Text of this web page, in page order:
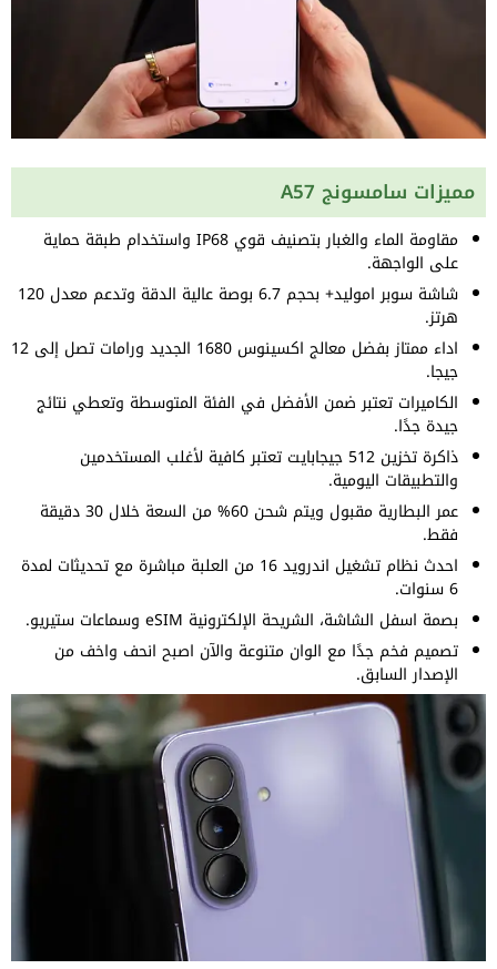
مميزات سامسونج A57
مقاومة الماء والغبار بتصنيف قوي IP68 واستخدام طبقة حماية
على الواجهة.
شاشة سوبر اموليد+ بحجم 6.7 بوصة عالية الدقة وتدعم معدل 120
هرتز.
اداء ممتاز بفضل معالج اكسينوس 1680 الجديد ورامات تصل إلى 12
جيجا.
الكاميرات تعتبر ضمن الأفضل في الفئة المتوسطة وتعطي نتائج
جيدة جدًا.
ذاكرة تخزين 512 جيجابايت تعتبر كافية لأغلب المستخدمين
والتطبيقات اليومية.
عمر البطارية مقبول ويتم شحن 60% من السعة خلال 30 دقيقة
فقط.
احدث نظام تشغيل اندرويد 16 من العلبة مباشرة مع تحديثات لمدة
6 سنوات.
بصمة اسفل الشاشة، الشريحة الإلكترونية eSIM وسماعات ستيريو.
تصميم فخم جدًا مع الوان متنوعة والآن اصبح انحف واخف من
الإصدار السابق.